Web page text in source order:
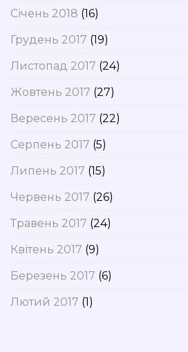
Січень 2018 (16)
Грудень 2017 (19)
Листопад 2017 (24)
Жовтень 2017 (27)
Вересень 2017 (22)
Серпень 2017 (5)
Липень 2017 (15)
Червень 2017 (26)
Травень 2017 (24)
Квітень 2017 (9)
Березень 2017 (6)
Лютий 2017 (1)